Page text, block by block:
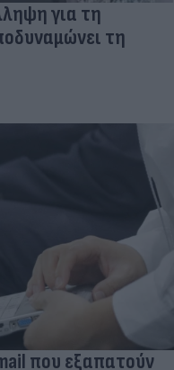
για τη
τη
που εξαπατούν